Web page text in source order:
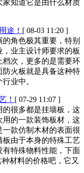
家知道它是由什么材质
！ [ 08-03 11:20 ]
色极其重要，特别
，业主设计师要求的板
，更多的是需要环
防火板就是具备这种特
中。
！ [ 07-29 11:07 ]
多都是挂墙板，这
一款装饰板材，这
一款仿制木材的表面很
板由于本身的特殊工艺
特殊物料性能，下面
料的价格吧，它又